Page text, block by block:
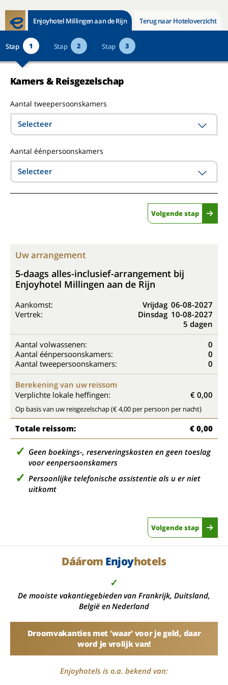
Enjoyhotel Millingen aan de Rijn Terug naar Hoteloverzicht
Stap 1 Stap 2 Stap 3
Kamers & Reisgezelschap
Aantal tweepersoonskamers
Selecteer
Aantal éénpersoonskamers
Selecteer
Volgende stap
Uw arrangement
5-daags alles-inclusief-arrangement bij
Enjoyhotel Millingen aan de Rijn
Aankomst: Vrijdag 06-08-2027
Vertrek:
Dinsdag 10-08-2027
5 dagen
Aantal volwassenen:
0
Aantal éénpersoonskamers:
0
Aantal tweepersoonskamers:
0
Berekening van uw reissom
Verplichte lokale heffingen:
€ 0,00
Op basis van uw reisgezelschap (€ 4,00 per persoon per nacht)
Totale reissom: € 0,00
Geen boekings-, reserveringskosten en geen toeslag
voor eenpersoonskamers
Persoonlijke telefonische assistentie als u er niet
uitkomt
Volgende stap
Dáárom Enjoyhotels
✓
De mooiste vakantiegebieden van Frankrijk, Duitsland,
België en Nederland
Droomvakanties met 'waar' voor je geld, daar
word je vrolijk van!
Enjoyhotels is o.a. bekend van: